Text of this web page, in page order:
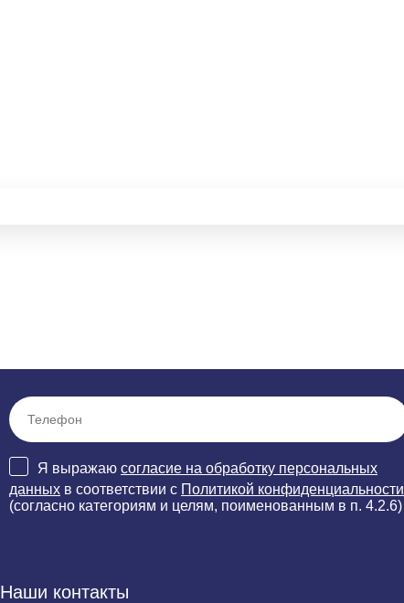
Я выражаю согласие на обработку персональных
данных в соответствии с Политикой конфиденциальности
(согласно категориям и целям, поименованным в п. 4.2.6)
Наши контакты